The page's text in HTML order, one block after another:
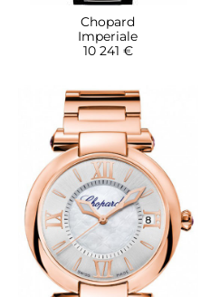
Chopard
Imperiale
10 241 €